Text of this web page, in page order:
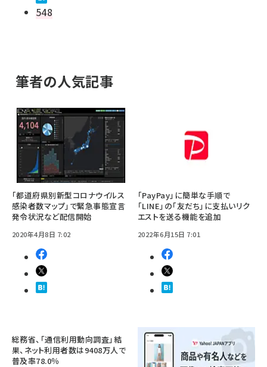
548
筆者の人気記事
「都道府県別新型コロナウイルス
感染者数マップ」で緊急事態宣言
発令状況など配信開始
2020年4月8日 7:02
「PayPay」に簡単な手順で
「LINE」の「友だち」に支払いリク
エストを送る機能を追加
2022年6月15日 7:01
総務省、「通信利用動向調査」結
果、ネット利用者数は9408万人で
普及率78.0％